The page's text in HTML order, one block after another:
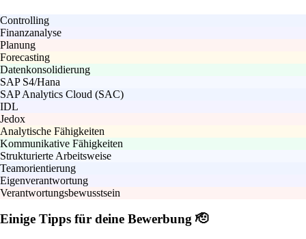
Controlling
Finanzanalyse
Planung
Forecasting
Datenkonsolidierung
SAP S4/Hana
SAP Analytics Cloud (SAC)
IDL
Jedox
Analytische Fähigkeiten
Kommunikative Fähigkeiten
Strukturierte Arbeitsweise
Teamorientierung
Eigenverantwortung
Verantwortungsbewusstsein
Einige Tipps für deine Bewerbung 🫡